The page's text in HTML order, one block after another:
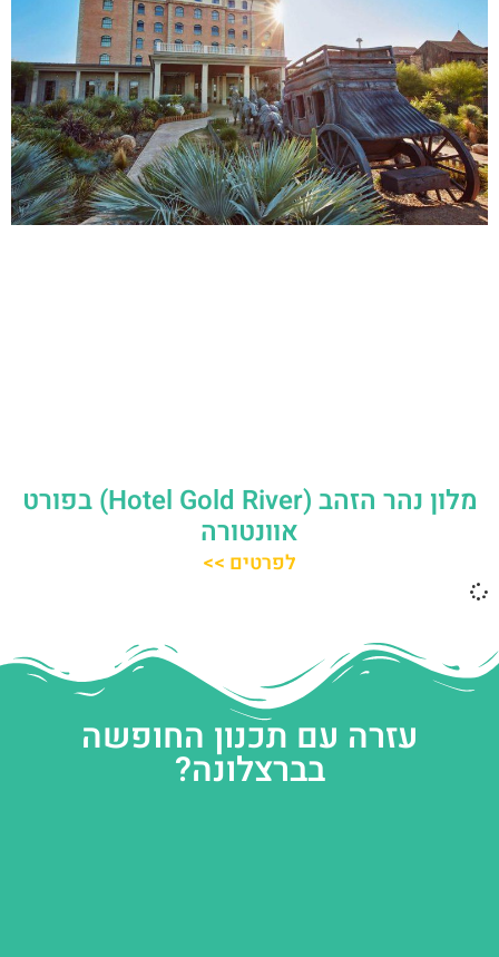
מלון נהר הזהב (Hotel Gold River) בפורט
אוונטורה
לפרטים >>
עזרה עם תכנון החופשה
בברצלונה?